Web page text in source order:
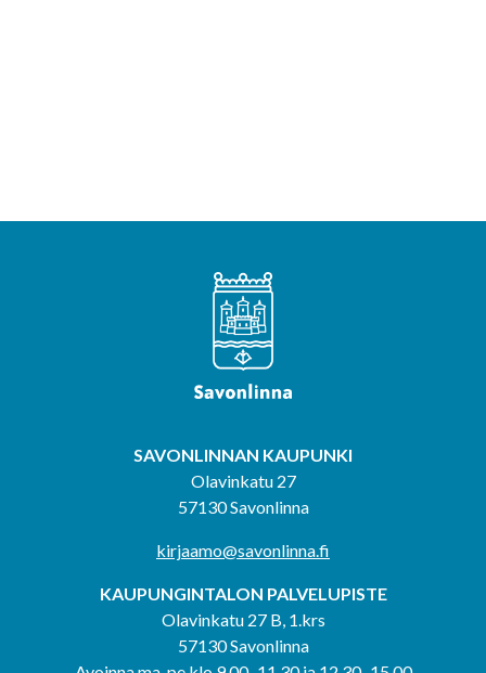
SAVONLINNAN KAUPUNKI
Olavinkatu 27
57130 Savonlinna
kirjaamo@savonlinna.fi
KAUPUNGINTALON PALVELUPISTE
Olavinkatu 27 B, 1.krs
57130 Savonlinna